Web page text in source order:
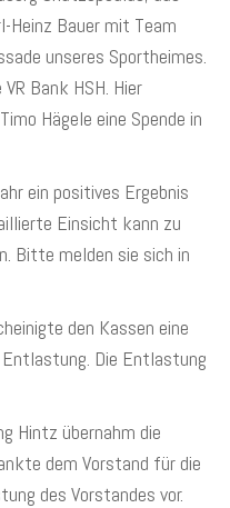
Heinz Bauer mit Team
unseres Sportheimes.
Bank HSH. Hier
Hägele eine Spende in
ein positives Ergebnis
Einsicht kann zu
Bitte melden sie sich in
den Kassen eine
Die Entlastung
Hintz übernahm die
dem Vorstand für die
des Vorstandes vor.